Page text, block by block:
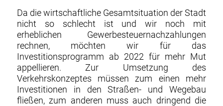
Da die wirtschaftliche Gesamtsituation der Stadt
nicht so schlecht ist und wir noch mit
erheblichen Gewerbesteuernachzahlungen
rechnen, möchten wir für das
Investitionsprogramm ab 2022 für mehr Mut
appellieren. Zur Umsetzung des
Verkehrskonzeptes müssen zum einen mehr
Investitionen in den Straßen- und Wegebau
fließen, zum anderen muss auch dringend die